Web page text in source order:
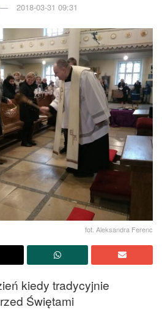
2018-03-31 09:31
fot. Aleksandra Ferenc
kiedy tradycyjnie
Świętami